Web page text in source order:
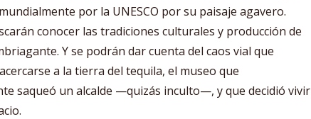
por la UNESCO por su paisaje agavero.
conocer las tradiciones culturales y producción de
Y se podrán dar cuenta del caos vial que
a la tierra del tequila, el museo que
saqueó un alcalde —quizás inculto—, y que decidió vivir